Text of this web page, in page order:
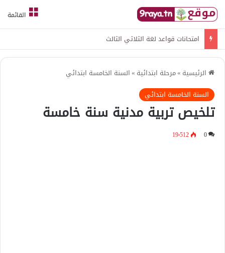
القائمة
امتحانات قواعد لغة الثلاثي الثالث
الرئيسية »مرحلة ابتدائية »السنة الخامسة ابتدائي
السنة الخامسة ابتدائي
تلخيص تربية مدنية سنة خامسة
0 19٬512